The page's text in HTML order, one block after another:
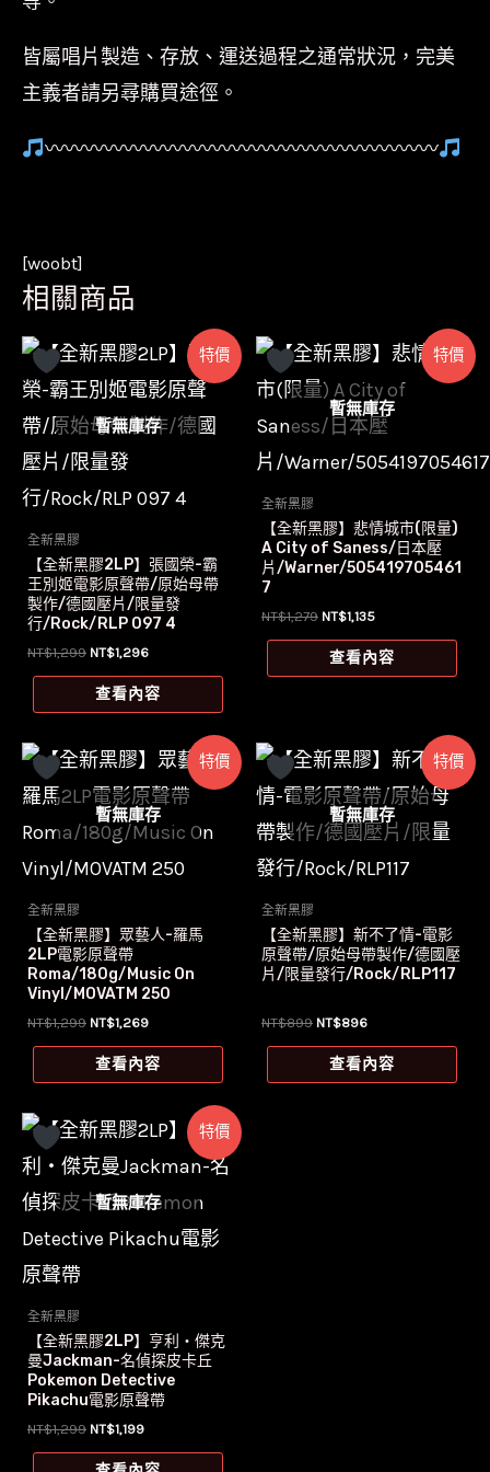
皆屬唱片製造、存放、運送過程之通常狀況，完美
主義者請另尋購買途徑。
〰〰〰〰〰〰〰〰〰〰〰〰〰〰〰〰〰〰〰〰
[woobt]
相關商品
特價
暫無庫存
全新黑膠
【全新黑膠2LP】張國榮-霸
王別姬電影原聲帶/原始母帶
製作/德國壓片/限量發
行/Rock/RLP 097 4
NT$1,299 原
價
格：
NT$1,296目
價
格：
查看內容
特價
暫無庫存
全新黑膠
【全新黑膠】悲情城市(限量)
A City of Saness/日本壓
片/Warner/505419705461
7
NT$1,279 原
價
格：
NT$1,135目
價
格：
查看內容
特價
暫無庫存
全新黑膠
【全新黑膠】眾藝人-羅馬
2LP電影原聲帶
Roma/180g/Music On
Vinyl/MOVATM 250
NT$1,299 原
價
格：
NT$1,269目
價
格：
查看內容
特價
暫無庫存
全新黑膠
【全新黑膠】新不了情-電影
原聲帶/原始母帶製作/德國壓
片/限量發行/Rock/RLP117
NT$899 原
格：
NT$896目
價
格：
查看內容
特價
暫無庫存
全新黑膠
【全新黑膠2LP】亨利‧傑克
曼Jackman-名偵探皮卡丘
Pokemon Detective
Pikachu電影原聲帶
NT$1,299 原
價
NT$1,199目
價